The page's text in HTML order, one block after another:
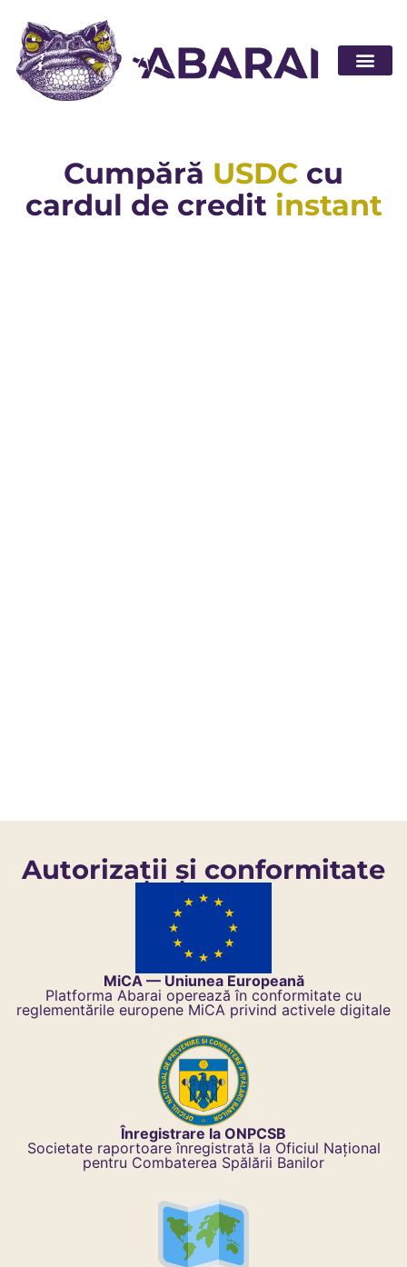
Cumpără USDC cu
cardul de credit instant
Autorizații și conformitate​
MiCA — Uniunea Europeană
Platforma Abarai operează în conformitate cu
reglementările europene MiCA privind activele digitale
Înregistrare la ONPCSB
Societate raportoare înregistrată la Oficiul Național
pentru Combaterea Spălării Banilor